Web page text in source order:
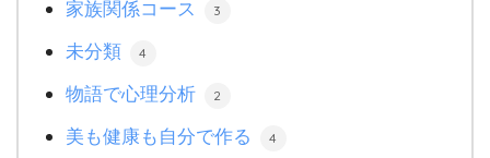
家族関係コース 3
未分類 4
物語で心理分析 2
美も健康も自分で作る 4